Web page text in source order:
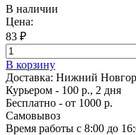
В наличии
Цена:
83 ₽
В корзину
Доставка: Нижний
Курьером - 100 р., 2 дня
Бесплатно - от 1000 р.
Самовывоз
Время работы с 8:00 до